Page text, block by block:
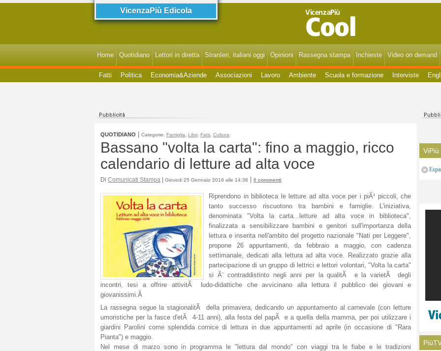
VicenzaPiù Edicola
Home Quotidiano Lettori in diretta StranIeri, italiani oggi Opinioni Rassegna stampa Inchieste Video on demand
Fatti Politica Economia&Aziende Associazioni Lavoro Ambiente Scuola e formazione Interviste
QUOTIDIANO Categorie: Famiglia Libri Fatti Cultura
Bassano "volta la carta": fino a maggio, ricco
calendario di letture ad alta voce
Di Comunicati Stampa | Giovedi 25 Gennaio 2018 alle 14:38 0 commenti
Riprendono in biblioteca le letture ad alta voce per i piÃ¹ piccoli, che
tanto successo riscuotono tra bambini e famiglie. L'iniziativa,
denominata "Volta la carta...letture ad alta voce in biblioteca",
finalizzata a sensibilizzare bambini e genitori sull'importanza della
lettura e inserita nell'ambito del progetto nazionale "Nati per Leggere",
propone 26 appuntamenti, da febbraio a maggio, con cadenza
settimanale, dedicati alla lettura ad alta voce. Realizzato grazie alla
partecipazione di un gruppo di lettrici e lettori volontari, "Volta la carta"
si Ã¨ contraddistinto negli anni per la qualitÃ e la varietÃ degli
incontri, tesi a offrire attivitÃ ludo-didattiche che avvicinano alla lettura il pubblico dei giovani e
giovanissimi.Â
La rassegna segue la stagionalitÃ della primavera, dedicando un appuntamento al carnevale (con letture
umoristiche per la fasce d'etÃ 4-11 anni), alla festa del papÃ e a quella della mamma, per poi utilizzare i
giardini Parolini come splendida cornice di lettura in due appuntamenti ad aprile (in occasione di "Rara
Pianta") e maggio.
Nel mese di marzo sono in programma le "lettura dal mondo" con viaggi tra le fiabe e le tradizioni
ViPiù